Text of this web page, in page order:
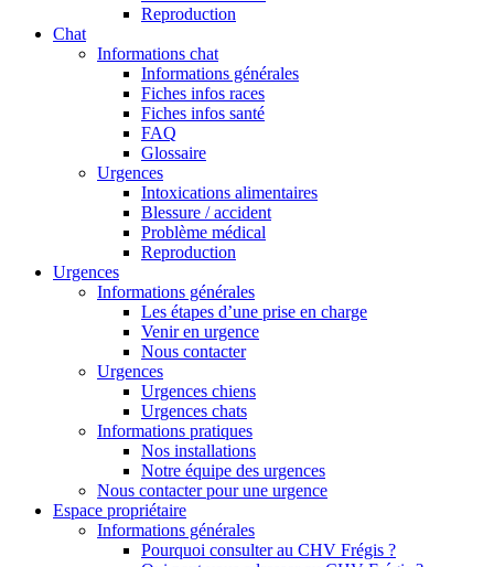
Reproduction
Chat
Informations chat
Informations générales
Fiches infos races
Fiches infos santé
FAQ
Glossaire
Urgences
Intoxications alimentaires
Blessure / accident
Problème médical
Reproduction
Urgences
Informations générales
Les étapes d’une prise en charge
Venir en urgence
Nous contacter
Urgences
Urgences chiens
Urgences chats
Informations pratiques
Nos installations
Notre équipe des urgences
Nous contacter pour une urgence
Espace propriétaire
Informations générales
Pourquoi consulter au CHV Frégis ?